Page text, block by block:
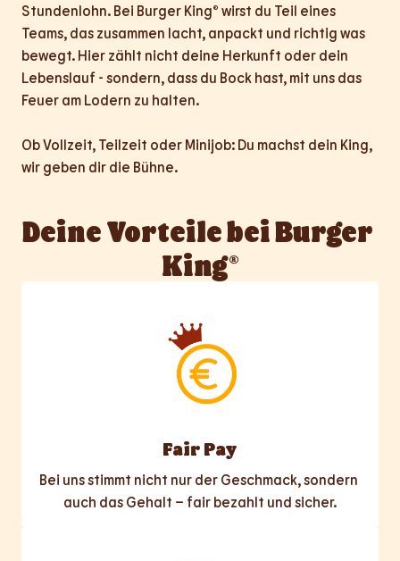
Stundenlohn. Bei Burger King® wirst du Teil eines
Teams, das zusammen lacht, anpackt und richtig was
bewegt. Hier zählt nicht deine Herkunft oder dein
Lebenslauf - sondern, dass du Bock hast, mit uns das
Feuer am Lodern zu halten.
Ob Vollzeit, Teilzeit oder Minijob: Du machst dein King,
wir geben dir die Bühne.
Deine Vorteile bei Burger
King®
Fair Pay
Bei uns stimmt nicht nur der Geschmack, sondern
auch das Gehalt – fair bezahlt und sicher.